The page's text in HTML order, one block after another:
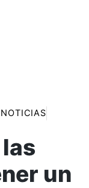
NOTICIAS
un